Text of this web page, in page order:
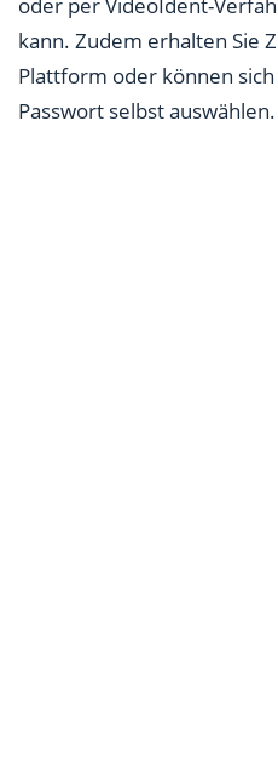
oder per VideoIdent-
kann. Zudem erhalten Sie
Plattform oder können
Passwort selbst auswählen.